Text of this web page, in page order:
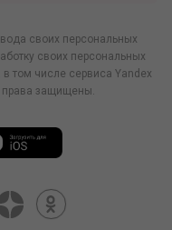
своих персональных
своих персональных
том числе сервиса Yandex
права защищены.